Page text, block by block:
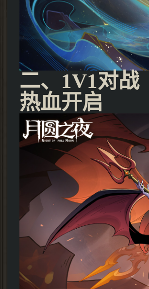
二、1V1对战
热血开启